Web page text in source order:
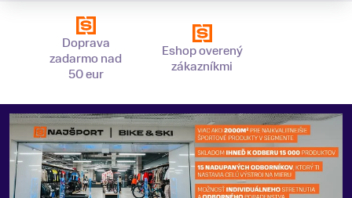
Doprava
zadarmo nad
50 eur
Eshop overený
zákazníkmi